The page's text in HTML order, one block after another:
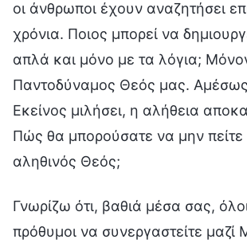
οι άνθρωποι έχουν αναζητήσει
χρόνια. Ποιος μπορεί να
απλά και μόνο με τα λόγια;
Παντοδύναμος Θεός μας. Αμέσως
Εκείνος μιλήσει, η αλήθεια
Πώς θα μπορούσατε να μην πείτε
αληθινός Θεός;
Γνωρίζω ότι, βαθιά μέσα σας,
πρόθυμοι να συνεργαστείτε μαζί